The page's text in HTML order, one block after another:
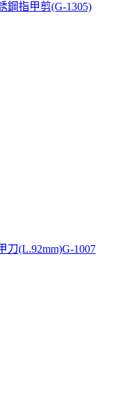
鋼指甲剪(G-1305)
刀(L.92mm)G-1007